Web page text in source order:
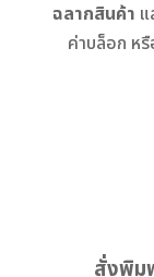
ฉลากสินค้า
ค่าบล็อก หรื
สั่งพิม